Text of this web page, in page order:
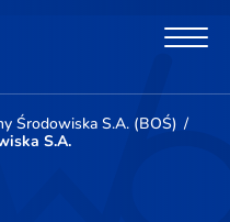
Środowiska S.A. (BOŚ) /
S.A.